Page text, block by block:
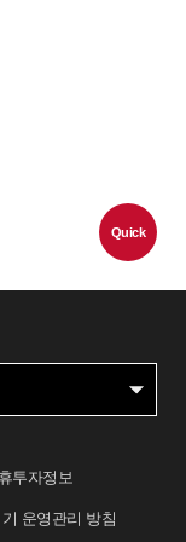
Quick
투자정보
운영관리 방침